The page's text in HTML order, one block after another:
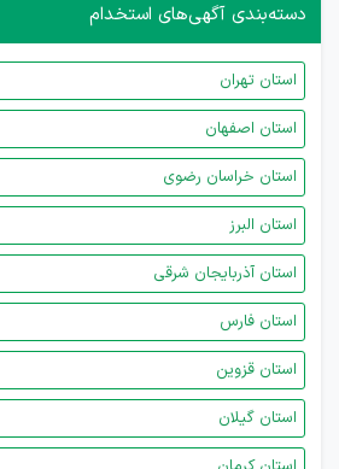
دسته‌بندی آگهی‌های استخدام
استان تهران
استان اصفهان
استان خراسان رضوی
استان البرز
استان آذربایجان شرقی
استان فارس
استان قزوین
استان گیلان